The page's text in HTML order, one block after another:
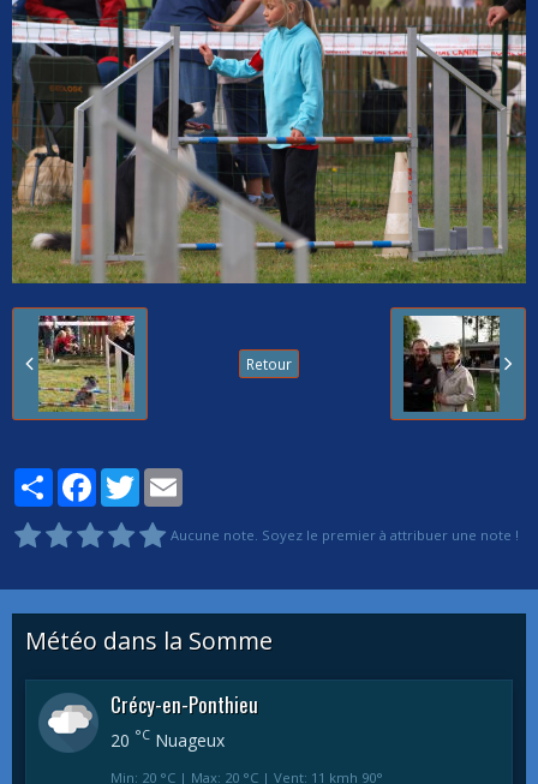
Retour
PartagerFacebook
Twitter
Aucune note. Soyez le premier à attribuer une note !
Météo dans la Somme
Crécy-en-Ponthieu
20 °C Nuageux
Min: 20 °C | Max: 20 °C | Vent: 11 kmh 90°